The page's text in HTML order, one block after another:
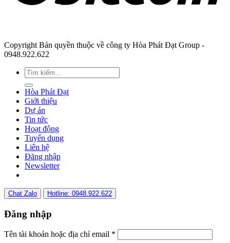
Copyright Bản quyền thuộc về công ty Hòa Phát Đạt Group -
0948.922.622
Hòa Phát Đạt
Giới thiệu
Dự án
Tin tức
Hoạt động
Tuyển dụng
Liên hệ
Đăng nhập
Newsletter
Chat Zalo Hotline: 0948.922.622
Đăng nhập
Tên tài khoản hoặc địa chỉ email *